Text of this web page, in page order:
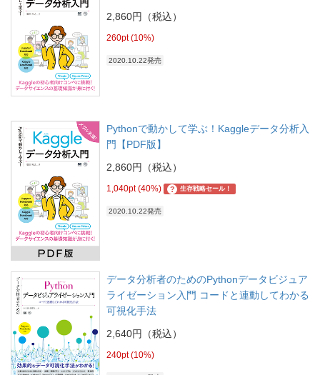
2,860円（税込）
260pt (10%)
2020.10.22発売
Pythonで動かして学ぶ！Kaggleデータ分析入
門【PDF版】
2,860円（税込）
1,040pt (40%) ? 生存戦略セール！
2020.10.22発売
データ分析者のためのPythonデータビジュア
ライゼーション入門 コードと連動してわかる
可視化手法
2,640円（税込）
240pt (10%)